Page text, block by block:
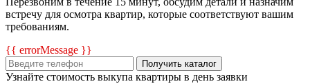
встречу для осмотра квартир, которые соответствуют вашим
требованиям.
{{ errorMessage }}
Получить каталог
Узнайте стоимость выкупа квартиры в день заявки